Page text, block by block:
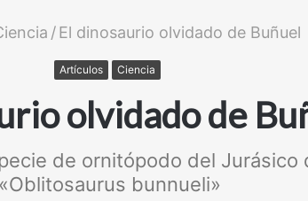
/ El dinosaurio olvidado de Buñuel
Artículos Ciencia
olvidado de
de ornitópodo del
«Oblitosaurus bunnueli»